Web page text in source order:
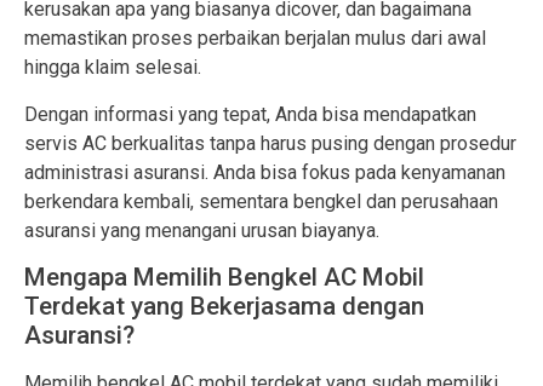
kerusakan apa yang biasanya dicover, dan bagaimana
memastikan proses perbaikan berjalan mulus dari awal
hingga klaim selesai.
Dengan informasi yang tepat, Anda bisa mendapatkan
servis AC berkualitas tanpa harus pusing dengan prosedur
administrasi asuransi. Anda bisa fokus pada kenyamanan
berkendara kembali, sementara bengkel dan perusahaan
asuransi yang menangani urusan biayanya.
Mengapa Memilih Bengkel AC Mobil
Terdekat yang Bekerjasama dengan
Asuransi?